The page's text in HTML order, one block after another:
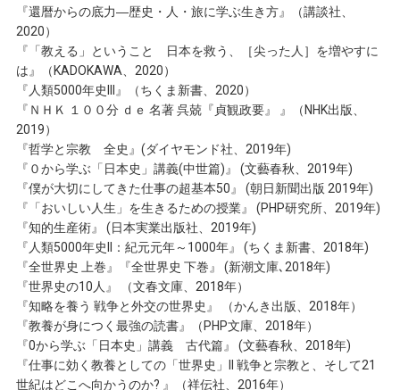
『還暦からの底力―歴史・人・旅に学ぶ生き方』（講談社、
2020）
『「教える」ということ 日本を救う、［尖った人］を増やすに
は』（KADOKAWA、2020）
『人類5000年史III』（ちくま新書、2020）
『ＮＨＫ １００分 ｄｅ 名著 呉兢『貞観政要』 』（NHK出版、
2019）
『哲学と宗教 全史』(ダイヤモンド社、2019年)
『０から学ぶ「日本史」講義(中世篇)』 (文藝春秋、2019年)
『僕が大切にしてきた仕事の超基本50』 (朝日新聞出版 2019年)
『「おいしい人生」を生きるための授業』 (PHP研究所、2019年)
『知的生産術』 (日本実業出版社、2019年)
『人類5000年史II：紀元元年～1000年』 (ちくま新書、2018年)
『全世界史 上巻』『全世界史 下巻』 (新潮文庫､2018年)
『世界史の10人』 （文春文庫、2018年）
『知略を養う 戦争と外交の世界史』 （かんき出版、2018年）
『教養が身につく最強の読書』（PHP文庫、2018年）
『0から学ぶ「日本史」講義 古代篇』 (文藝春秋、2018年)
『仕事に効く教養としての「世界史」II 戦争と宗教と、そして21
世紀はどこへ向かうのか? 』（祥伝社、2016年）